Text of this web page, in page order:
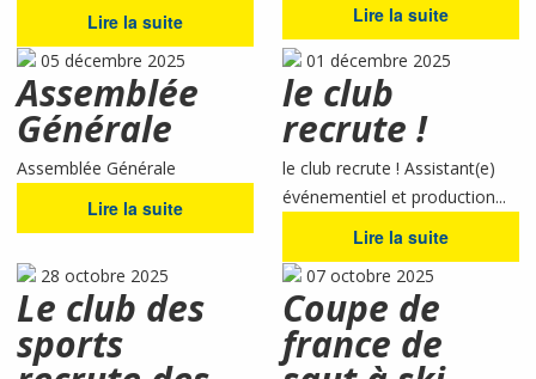
Lire la suite Lire la suite
05 décembre 2025
Assemblée
Générale
Assemblée Générale
Lire la suite
01 décembre 2025
le club
recrute !
le club recrute ! Assistant(e)
événementiel et production...
Lire la suite
28 octobre 2025
Le club des
sports
07 octobre 2025
Coupe de
france de